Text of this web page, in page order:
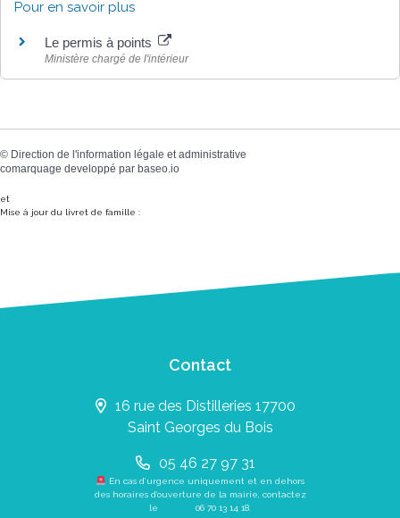
Pour en savoir plus
Le permis à points
Ministère chargé de l'intérieur
© Direction de l'information légale et administrative
comarquage developpé par baseo.io
et
Mise à jour du livret de famille :
Contact
16 rue des Distilleries 17700
Saint Georges du Bois
05 46 27 97 31
En cas d’urgence uniquement et en dehors
des horaires d’ouverture de la mairie, contactez
le 06 70 13 14 18